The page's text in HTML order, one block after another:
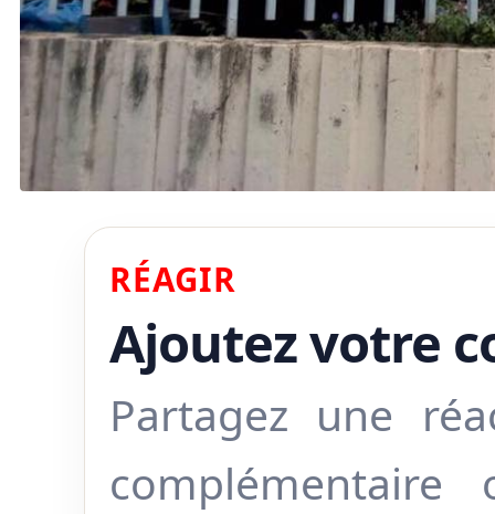
RÉAGIR
Ajoutez votre
Partagez une